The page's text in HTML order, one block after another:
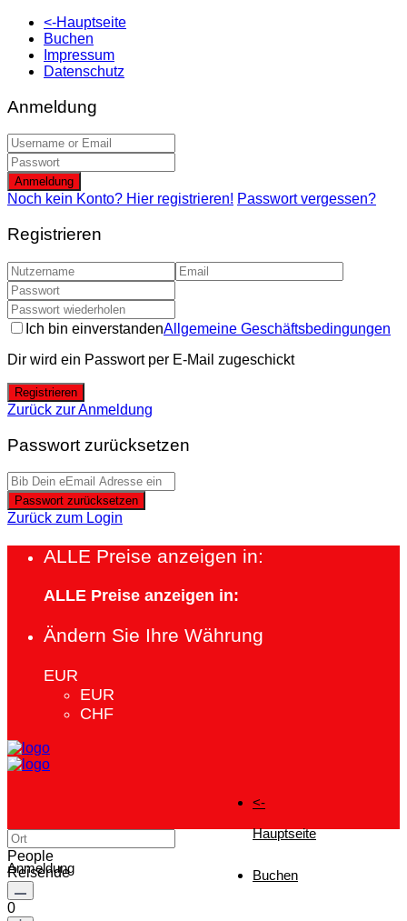
<-Hauptseite
Buchen
Impressum
Datenschutz
Anmeldung
Anmeldung
Noch kein Konto? Hier registrieren! Passwort vergessen?
Registrieren
Ich bin einverstandenAllgemeine Geschäftsbedingungen
Dir wird ein Passwort per E-Mail zugeschickt
Registrieren
Zurück zur Anmeldung
Passwort zurücksetzen
Passwort zurücksetzen
Zurück zum Login
ALLE Preise anzeigen in:
ALLE Preise anzeigen in:
Ändern Sie Ihre Währung
EUR
EUR
CHF
<-
Hauptseite
Buchen
Anmeldung
People
Reisende
0